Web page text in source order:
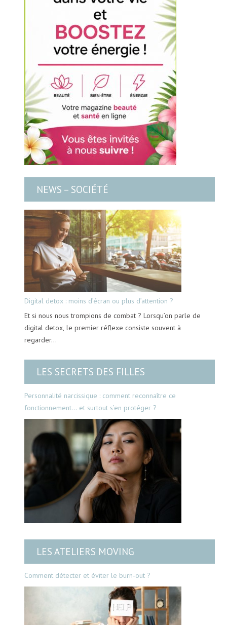
NEWS – SOCIÉTÉ
Digital detox : moins d’écran ou plus d’attention ?
Et si nous nous trompions de combat ? Lorsqu’on parle de
digital detox, le premier réflexe consiste souvent à
regarder…
LES SECRETS DES FILLES
Personnalité narcissique : comment reconnaître ce
fonctionnement… et surtout s’en protéger ?
LES ATELIERS MOVING
Comment détecter et éviter le burn-out ?